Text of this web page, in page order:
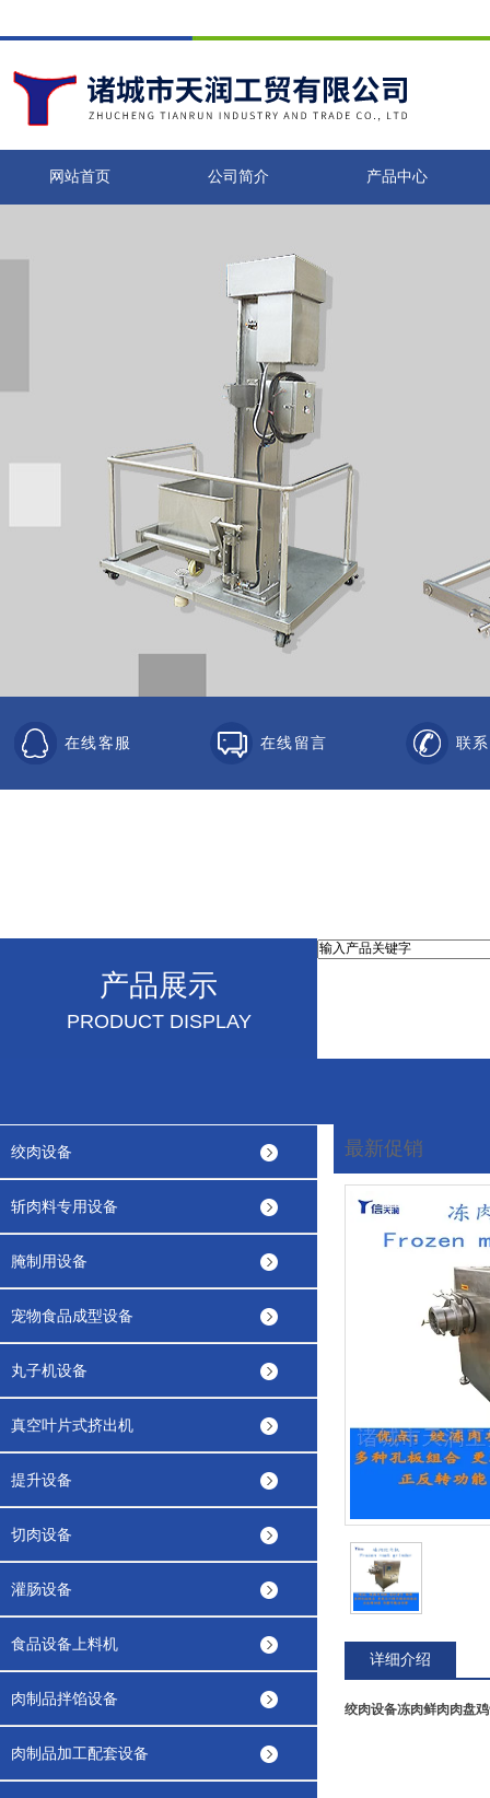
网站首页 公司简介 产品中心
在线客服 在线留言 联
产品展示
PRODUCT DISPLAY
绞肉设备
斩肉料专用设备
腌制用设备
宠物食品成型设备
丸子机设备
真空叶片式挤出机
提升设备
切肉设备
灌肠设备
食品设备上料机
肉制品拌馅设备
肉制品加工配套设备
最新促销
您现在的位置:
详细介绍
绞肉设备冻肉鲜肉肉盘